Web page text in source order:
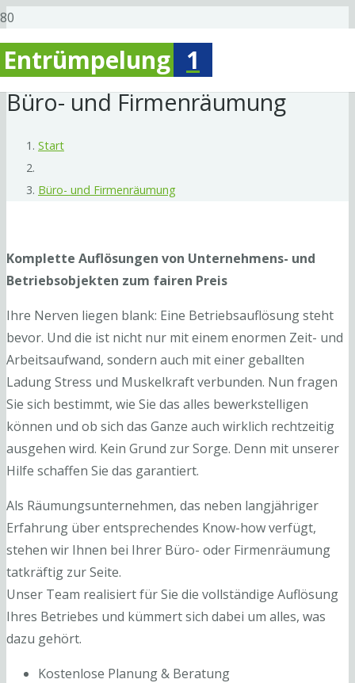
Entrümpelung 1
Büro- und Firmenräumung
Start
Büro- und Firmenräumung
Komplette Auflösungen von Unternehmens- und
Betriebsobjekten zum fairen Preis
Ihre Nerven liegen blank: Eine Betriebsauflösung steht
bevor. Und die ist nicht nur mit einem enormen Zeit- und
Arbeitsaufwand, sondern auch mit einer geballten
Ladung Stress und Muskelkraft verbunden. Nun fragen
Sie sich bestimmt, wie Sie das alles bewerkstelligen
können und ob sich das Ganze auch wirklich rechtzeitig
ausgehen wird. Kein Grund zur Sorge. Denn mit unserer
Hilfe schaffen Sie das garantiert.
Als Räumungsunternehmen, das neben langjähriger
Erfahrung über entsprechendes Know-how verfügt,
stehen wir Ihnen bei Ihrer Büro- oder Firmenräumung
tatkräftig zur Seite.
Unser Team realisiert für Sie die vollständige Auflösung
Ihres Betriebes und kümmert sich dabei um alles, was
dazu gehört.
Kostenlose Planung & Beratung